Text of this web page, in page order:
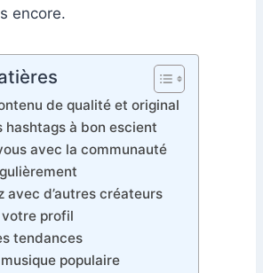
encore.
de qualité et original
hashtags à bon escient
avec la communauté
avec d’autres créateurs
profil
tendances
populaire